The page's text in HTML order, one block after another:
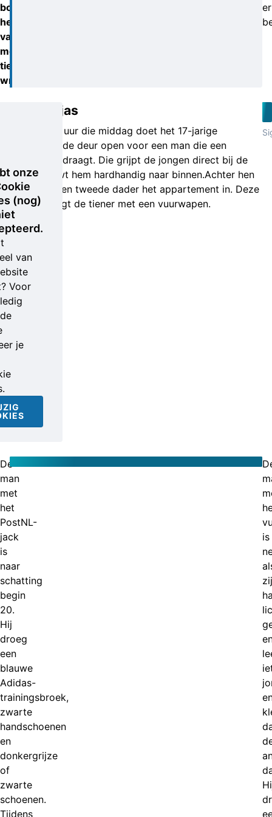
bonden
hem
vast
met
tie-
wraps.
er
onze
(nog)
van
Voor
je
PostNL-jas
Rond 14.45 uur die middag doet het 17-jarige
slachtoffer de deur open voor een man die een
PostNL-jas draagt. Die grijpt de jongen direct bij de
keel en duwt hem hardhandig naar binnen.Achter hen
aan komt een tweede dader het appartement in. Deze
man bedreigt de tiener met een vuurwapen.
De
man
met
het
PostNL-
jack
is
naar
schatting
begin
20.
Hij
droeg
een
blauwe
Adidas-
trainingsbroek,
zwarte
handschoenen
en
donkergrijze
of
zwarte
schoenen.
Tijdens
is